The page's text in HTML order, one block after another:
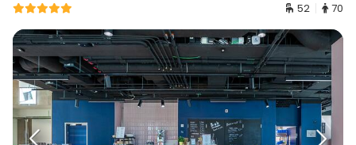
52 70